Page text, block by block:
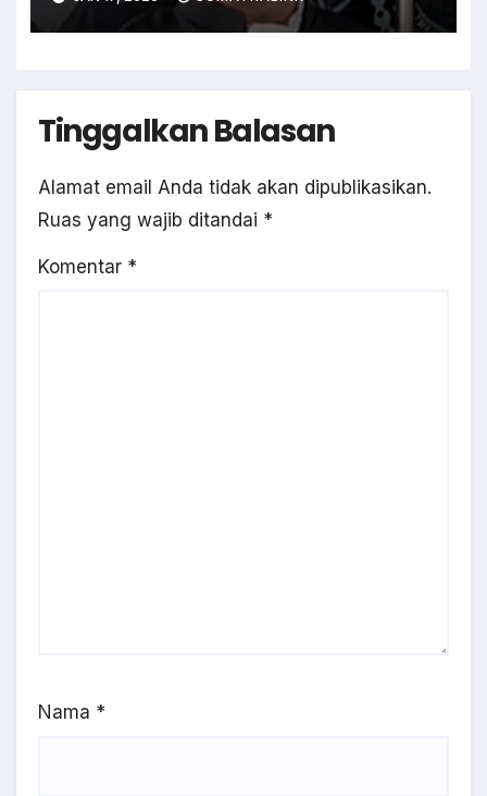
Keadilan?
Tinggalkan Balasan
Alamat email Anda tidak akan dipublikasikan.
Ruas yang wajib ditandai *
Komentar *
Nama *